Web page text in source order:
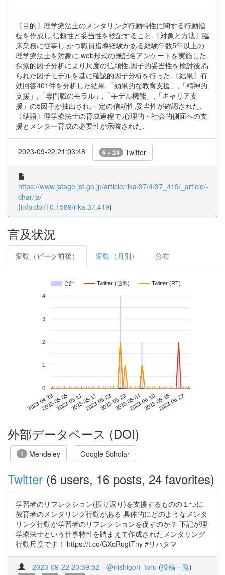
〔目的〕理学療法士のメンタリング行動特性に関する行動指
標を作成し,信頼性と妥当性を検証すること.〔対象と方法〕臨
床業務に従事し,かつ職員指導経験がある経験年数5年以上の
理学療法士を対象に,web形式の無記名アンケートを実施した.
探索的因子分析により尺度の信頼性,因子的妥当性を検討後,得
られた因子モデルを基に確認的因子分析を行った.〔結果〕有
効回答401件を分析した結果,「効果的な教育支援」,「精神的
支援」,「専門職のモラル」,「モデル機能」,「キャリア支
援」の5因子が抽出され,一定の信頼性,妥当性が確認された.
〔結語〕理学療法士の育成過程で,心理的・社会的側面への支
援とメンター育成の必要性が示唆された.
2023-09-22 21:03:48 6 + 24 Twitter
https://www.jstage.jst.go.jp/article/rika/37/4/37_419/_article/-
char/ja/
(info:doi/10.1589/rika.37.419)
言及状況
変動（ピーク前後） 変動（月別） 分布
合計 Twitter (通常) Twitter (RT)
2023-04-292023-05-052023-05-112023-05-172023-05-232023-05-292023-06-042023-06-102023-06-162023-06-22
0
1
2
3
4
外部データベース (DOI)
1 Mendeley Google Scholar
Twitter (6 users, 16 posts, 24 favorites)
学習者のリフレクション(振り返り)を支援するものの１つに
教育者のメンタリング行動がある 具体的にどのようなメンタ
リング行動が学習者のリフレクションを促すのか？ 下記が理
学療法士という仕事特性を踏まえて作成されたメンタリング
行動尺度です！ https://t.co/GXcRugtTny #リハタマ
2023-09-22 20:59:52 @nishigori_toru (投稿一覧)